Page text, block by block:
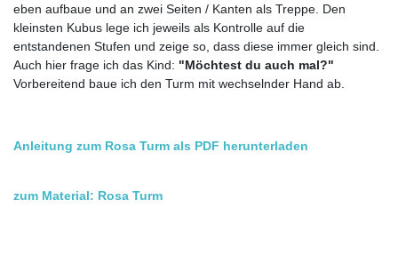
eben aufbaue und an zwei Seiten / Kanten als Treppe. Den
kleinsten Kubus lege ich jeweils als Kontrolle auf die
entstandenen Stufen und zeige so, dass diese immer gleich sind.
Auch hier frage ich das Kind: "Möchtest du auch mal?"
Vorbereitend baue ich den Turm mit wechselnder Hand ab.
Anleitung zum Rosa Turm als PDF herunterladen
zum Material: Rosa Turm